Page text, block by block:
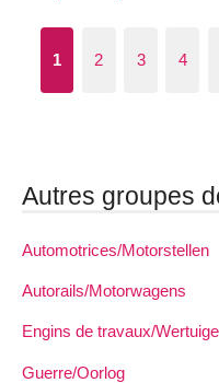
1 2 3 4
Autres groupes
Automotrices/Motorstellen
Autorails/Motorwagens
Engins de travaux/
Guerre/Oorlog